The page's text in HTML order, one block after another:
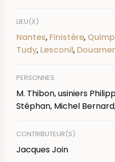
LIEU(X)
Nantes, Finistère,
Tudy, Lesconil,
PERSONNES
M. Thibon, usiniers
Stéphan, Michel
CONTRIBUTEUR(S)
Jacques Join